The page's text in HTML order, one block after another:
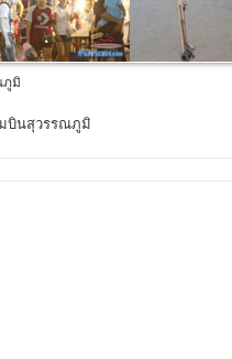
ภูมิ
บินสุวรรณภูมิ